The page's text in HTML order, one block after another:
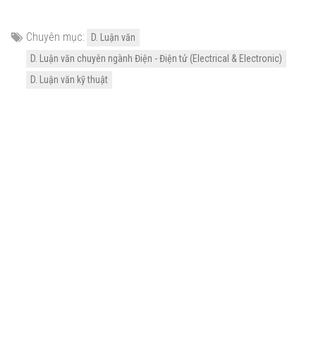
Chuyên mục:
D. Luận văn
D. Luận văn chuyên ngành Điện - Điện tử (Electrical & Electronic)
D. Luận văn kỹ thuật